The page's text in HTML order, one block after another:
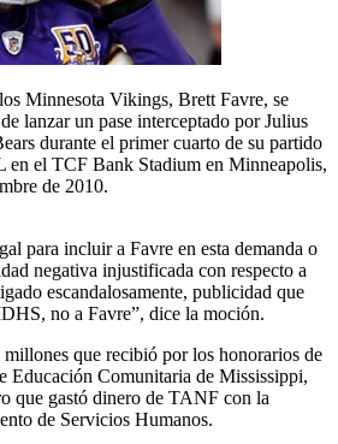
Minnesota Vikings, Brett Favre, se
lanzar un pase interceptado por Julius
durante el primer cuarto de su partido
el TCF Bank Stadium en Minneapolis,
de 2010.
para incluir a Favre en esta demanda o
negativa injustificada con respecto a
escandalosamente, publicidad que
no a Favre”, dice la moción.
que recibió por los honorarios de
Educación Comunitaria de Mississippi,
que gastó dinero de TANF con la
de Servicios Humanos.